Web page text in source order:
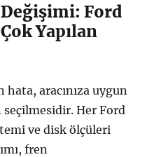
Ford
Yapılan
hata, aracınıza uygun
Her Ford
ve disk ölçüleri
fren